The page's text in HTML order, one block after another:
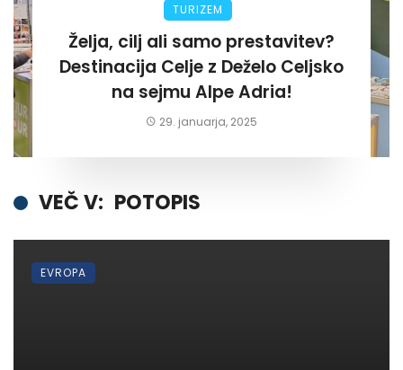
TURIZEM
Želja, cilj ali samo prestavitev?
Destinacija Celje z Deželo Celjsko
na sejmu Alpe Adria!
29. januarja, 2025
VEČ V: POTOPIS
EVROPA